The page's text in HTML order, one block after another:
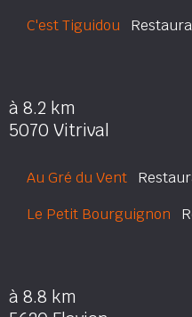
C'est Tiguidou
à 8.2 km
5070 Vitrival
Au Gré du Vent
Le Petit Bourguignon
à 8.8 km